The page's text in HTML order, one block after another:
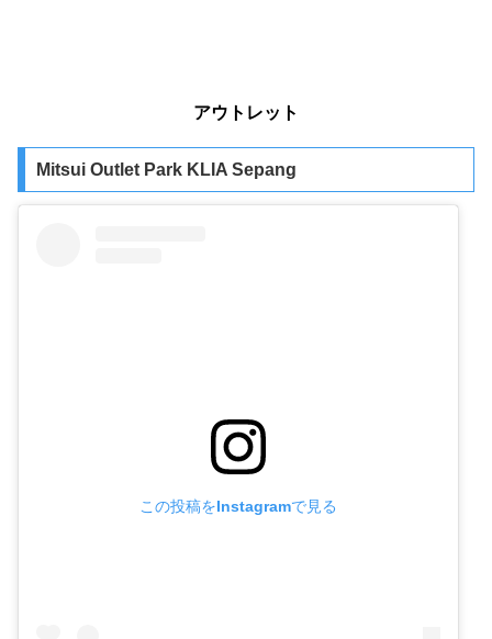
アウトレット
Mitsui Outlet Park KLIA Sepang
この投稿をInstagramで見る